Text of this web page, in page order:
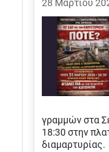
28 Μαρτίου
γραμμών στα
18:30 στην
διαμαρτυρίας.